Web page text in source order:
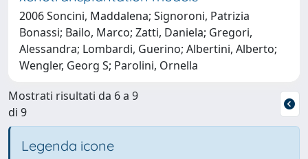
2006 Soncini, Maddalena; Signoroni, Patrizia
Bonassi; Bailo, Marco; Zatti, Daniela; Gregori,
Alessandra; Lombardi, Guerino; Albertini, Alberto;
Wengler, Georg S; Parolini, Ornella
Mostrati risultati da 6 a 9
di 9
Legenda icone